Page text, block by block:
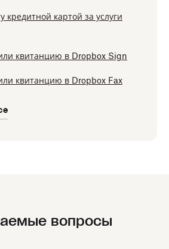
кредитной картой за услуги
квитанцию в Dropbox Sign
квитанцию в Dropbox Fax
вопросы